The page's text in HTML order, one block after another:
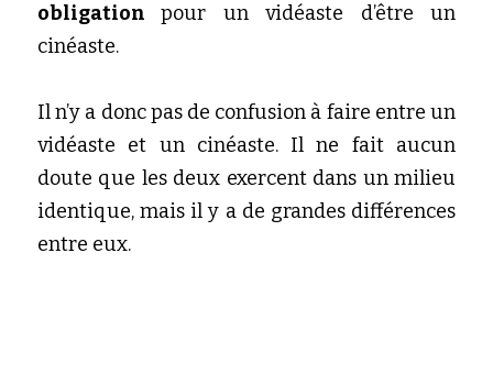
obligation pour un vidéaste d’être un
cinéaste.
Il n’y a donc pas de confusion à faire entre un
vidéaste et un cinéaste. Il ne fait aucun
doute que les deux exercent dans un milieu
identique, mais il y a de grandes différences
entre eux.